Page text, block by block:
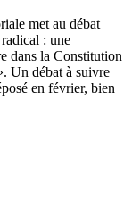
met au débat
: une
dans la Constitution
Un débat à suivre
en février, bien